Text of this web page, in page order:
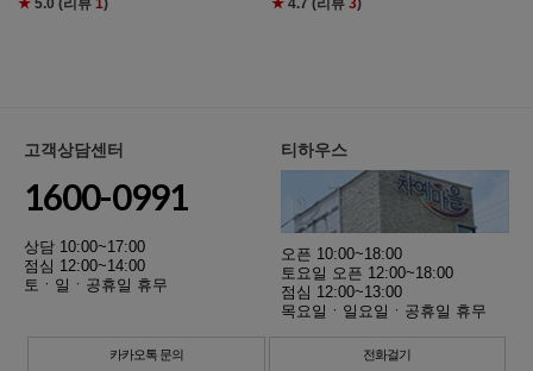
★ 5.0 (리뷰 1) ★ 4.7 (리뷰3)
고객상담센터
1600-0991
상담 10:00~17:00
점심 12:00~14:00
토ㆍ일ㆍ공휴일 휴무
티하우스
오픈 10:00~18:00
토요일 오픈 12:00~18:00
점심 12:00~13:00
목요일ㆍ일요일ㆍ공휴일 휴무
카카오톡 문의 전화걸기